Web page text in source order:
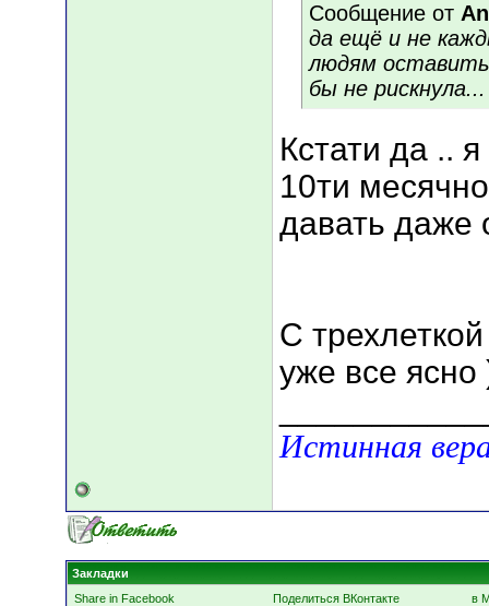
Сообщение от
да ещё и не
людям оставить
бы не рискнула...
Кстати да ..
10ти
давать даже
С
уже все ясно
Истинная
Закладки
Share in Facebook
Поделиться ВКонтакте
в